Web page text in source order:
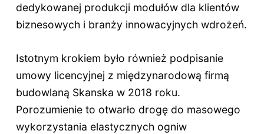
dedykowanej produkcji modułów dla klientów
biznesowych i branży innowacyjnych wdrożeń.
Istotnym krokiem było również podpisanie
umowy licencyjnej z międzynarodową firmą
budowlaną Skanska w 2018 roku.
Porozumienie to otwarło drogę do masowego
wykorzystania elastycznych ogniw